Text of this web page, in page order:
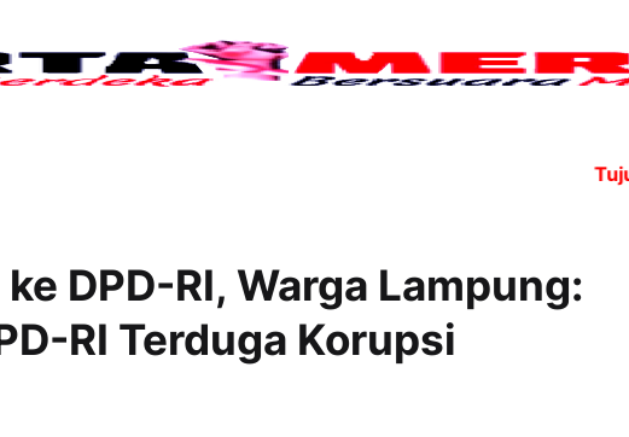
Tujuh
DPD-RI, Warga Lampung:
RI Terduga Korupsi